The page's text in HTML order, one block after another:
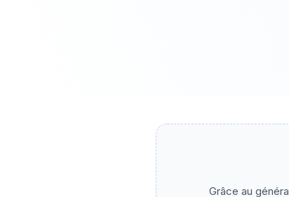
Grâce au